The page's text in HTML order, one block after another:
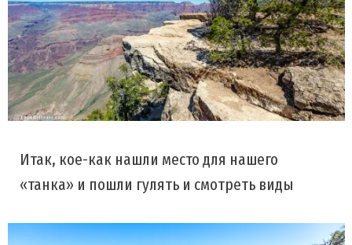
Итак, кое-как нашли место для нашего
«танка» и пошли гулять и смотреть виды